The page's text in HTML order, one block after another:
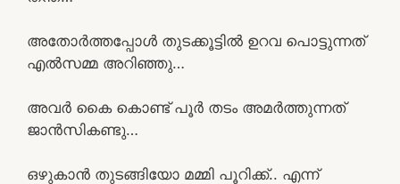
അതോർത്തപ്പോൾ തുടക്കൂട്ടിൽ ഉറവ പൊട്ടുന്നത്
എൽസമ്മ അറിഞ്ഞു…
അവർ കൈ കൊണ്ട് പൂർ തടം അമർത്തുന്നത്
ജാൻസികണ്ടു…
ഒഴുകാൻ തുടങ്ങിയോ മമ്മി പൂറിക്ക്.. എന്ന്